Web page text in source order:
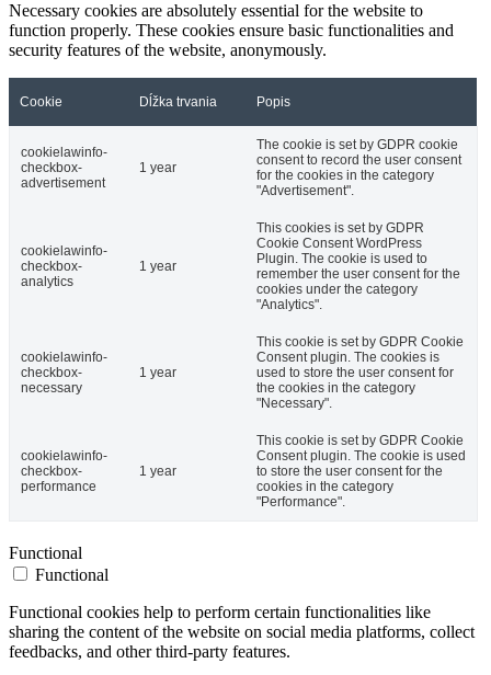
Necessary cookies are absolutely essential for the website to
function properly. These cookies ensure basic functionalities and
security features of the website, anonymously.
Cookie Dĺžka trvania Popis
cookielawinfo-
checkbox-
advertisement
1 year
The cookie is set by GDPR cookie
consent to record the user consent
for the cookies in the category
"Advertisement".
cookielawinfo-
checkbox-
analytics
1 year
This cookies is set by GDPR
Cookie Consent WordPress
Plugin. The cookie is used to
remember the user consent for the
cookies under the category
"Analytics".
cookielawinfo-
checkbox-
necessary
1 year
This cookie is set by GDPR Cookie
Consent plugin. The cookies is
used to store the user consent for
the cookies in the category
"Necessary".
cookielawinfo-
checkbox-
performance
1 year
This cookie is set by GDPR Cookie
Consent plugin. The cookie is used
to store the user consent for the
cookies in the category
"Performance".
Functional
Functional
Functional cookies help to perform certain functionalities like
sharing the content of the website on social media platforms, collect
feedbacks, and other third-party features.